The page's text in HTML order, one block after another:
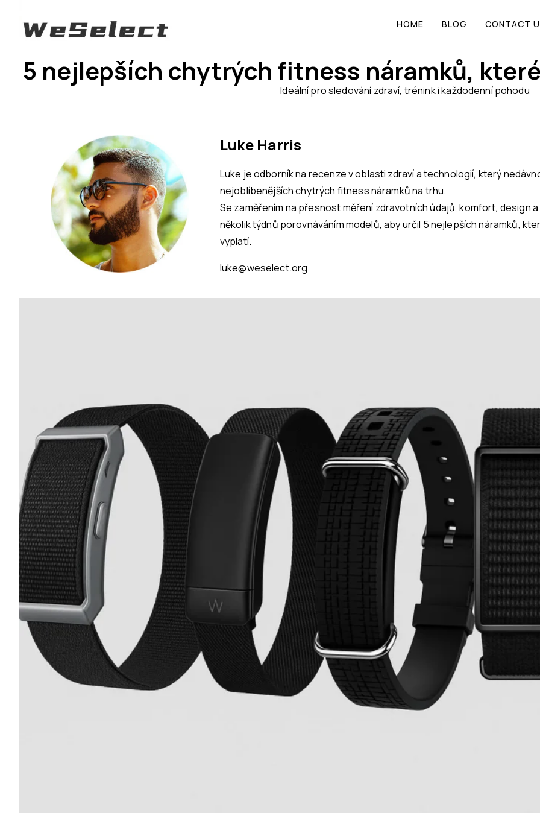
HOME BLOG CONTACT
5 nejlepších chytrých fitness náramků,
Ideální pro sledování zdraví, trénink i každodenní pohodu
Luke Harris
Luke je odborník na recenze v oblasti zdraví a technologií, který
nejoblíbenějších chytrých fitness náramků na trhu.
Se zaměřením na přesnost měření zdravotních údajů, komfort, design
několik týdnů porovnáváním modelů, aby určil 5 nejlepších náramků,
vyplatí.
luke@weselect.org